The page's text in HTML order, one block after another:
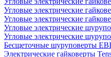
Угловые электрические
Угловые электрические
Угловые электрические
Угловые электрические
Бесщеточные шуруповерты
Электрические гайковерты